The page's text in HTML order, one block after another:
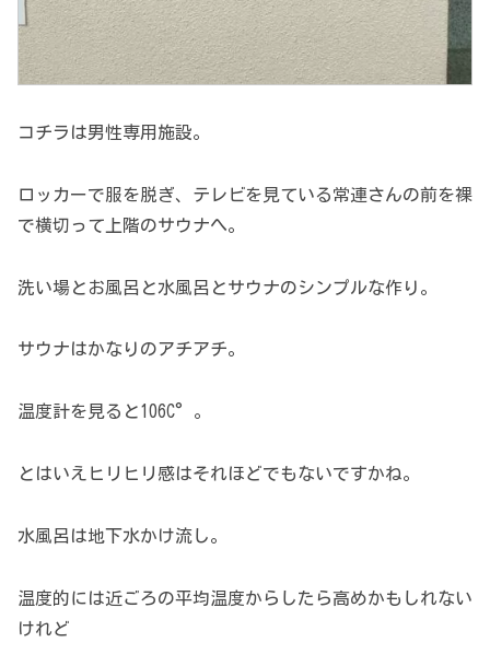
コチラは男性専用施設。
ロッカーで服を脱ぎ、テレビを見ている常連さんの前を裸
で横切って上階のサウナへ。
洗い場とお風呂と水風呂とサウナのシンプルな作り。
サウナはかなりのアチアチ。
温度計を見ると106C°。
とはいえヒリヒリ感はそれほどでもないですかね。
水風呂は地下水かけ流し。
温度的には近ごろの平均温度からしたら高めかもしれない
けれど